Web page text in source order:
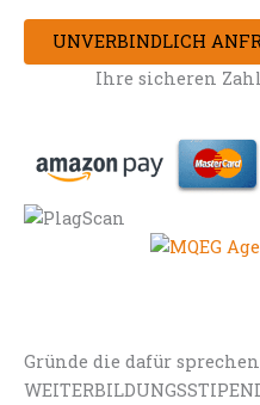
UNVERBINDLICH
Ihre sicheren
Gründe die dafür